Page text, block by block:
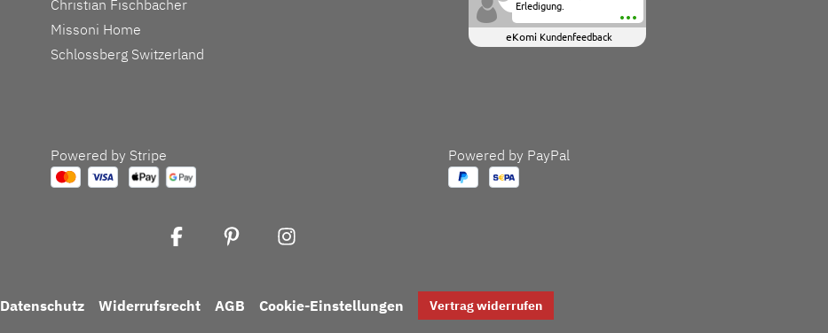
Christian Fischbacher
Missoni Home
Schlossberg Switzerland
Erledigung.
eKomi Kundenfeedback
Powered by Stripe Powered by PayPal
Datenschutz Widerrufsrecht AGB Cookie-Einstellungen Vertrag widerrufen